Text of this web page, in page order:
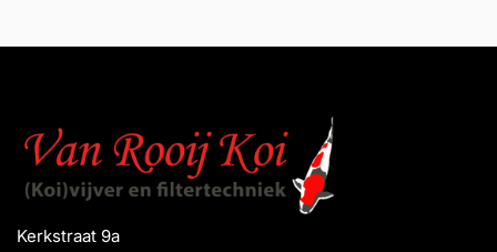
Kerkstraat 9a